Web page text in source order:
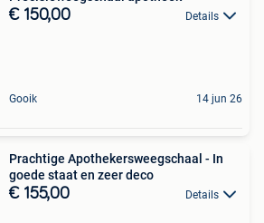
€ 150,00 Details
Gooik 14 jun 26
Prachtige Apothekersweegschaal - In
goede staat en zeer deco
€ 155,00 Details